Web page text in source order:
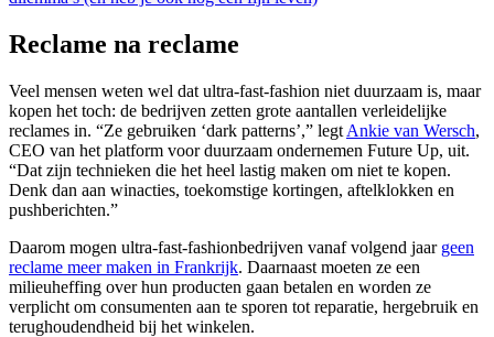
Reclame na reclame
Veel mensen weten wel dat ultra-fast-fashion niet duurzaam is, maar
kopen het toch: de bedrijven zetten grote aantallen verleidelijke
reclames in. “Ze gebruiken ‘dark patterns’,” legt Ankie van Wersch,
CEO van het platform voor duurzaam ondernemen Future Up, uit.
“Dat zijn technieken die het heel lastig maken om niet te kopen.
Denk dan aan winacties, toekomstige kortingen, aftelklokken en
pushberichten.”
Daarom mogen ultra-fast-fashionbedrijven vanaf volgend jaar geen
reclame meer maken in Frankrijk. Daarnaast moeten ze een
milieuheffing over hun producten gaan betalen en worden ze
verplicht om consumenten aan te sporen tot reparatie, hergebruik en
terughoudendheid bij het winkelen.